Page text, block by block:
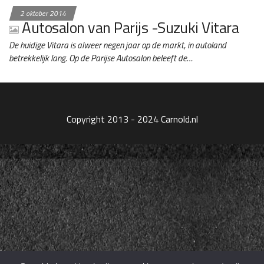
2 oktober 2014
Autosalon van Parijs -Suzuki Vitara
De huidige Vitara is alweer negen jaar op de markt, in autoland
betrekkelijk lang. Op de Parijse Autosalon beleeft de…
Copyright 2013 - 2024 Carnold.nl